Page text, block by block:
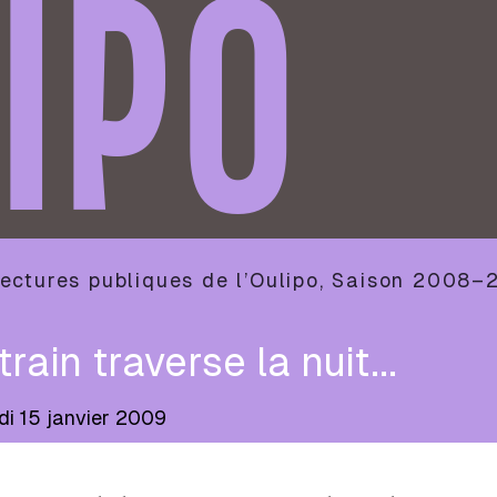
publiques de l’Oulipo, Saison
traverse la nuit...
15 janvier 2009